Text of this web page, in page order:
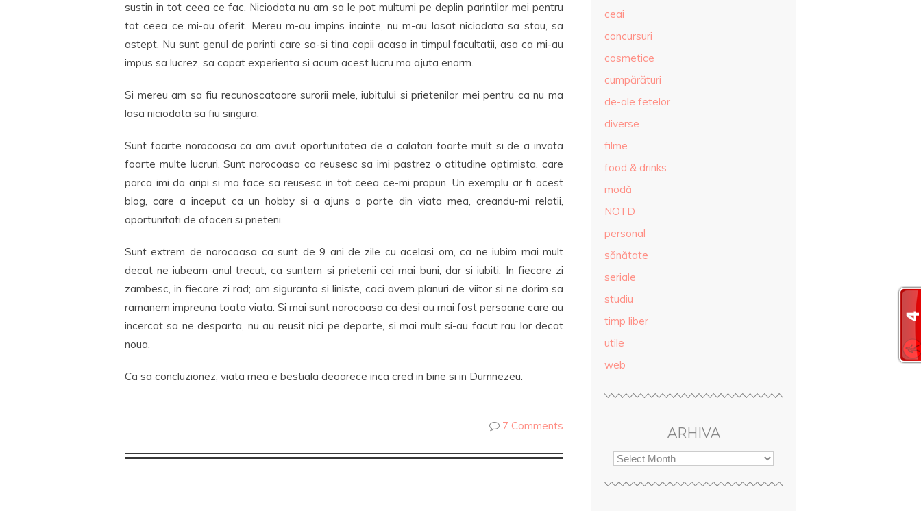
sustin in tot ceea ce fac. Niciodata nu am sa le pot multumi pe deplin parintilor mei pentru
tot ceea ce mi-au oferit. Mereu m-au impins inainte, nu m-au lasat niciodata sa stau, sa
astept. Nu sunt genul de parinti care sa-si tina copii acasa in timpul facultatii, asa ca mi-au
impus sa lucrez, sa capat experienta si acum acest lucru ma ajuta enorm.
Si mereu am sa fiu recunoscatoare surorii mele, iubitului si prietenilor mei pentru ca nu ma
lasa niciodata sa fiu singura.
Sunt foarte norocoasa ca am avut oportunitatea de a calatori foarte mult si de a invata
foarte multe lucruri. Sunt norocoasa ca reusesc sa imi pastrez o atitudine optimista, care
parca imi da aripi si ma face sa reusesc in tot ceea ce-mi propun. Un exemplu ar fi acest
blog, care a inceput ca un hobby si a ajuns o parte din viata mea, creandu-mi relatii,
oportunitati de afaceri si prieteni.
Sunt extrem de norocoasa ca sunt de 9 ani de zile cu acelasi om, ca ne iubim mai mult
decat ne iubeam anul trecut, ca suntem si prietenii cei mai buni, dar si iubiti. In fiecare zi
zambesc, in fiecare zi rad; am siguranta si liniste, caci avem planuri de viitor si ne dorim sa
ramanem impreuna toata viata. Si mai sunt norocoasa ca desi au mai fost persoane care au
incercat sa ne desparta, nu au reusit nici pe departe, si mai mult si-au facut rau lor decat
noua.
Ca sa concluzionez, viata mea e bestiala deoarece inca cred in bine si in Dumnezeu.
7 Comments
ceai
concursuri
cosmetice
cumpărături
de-ale fetelor
diverse
filme
food & drinks
modă
NOTD
personal
sănătate
seriale
studiu
timp liber
utile
web
ARHIVA